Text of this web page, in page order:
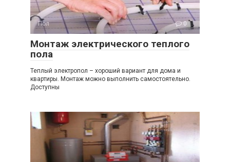
Пол 0
Монтаж электрического теплого
пола
Теплый электропол – хороший вариант для дома и
квартиры. Монтаж можно выполнить самостоятельно.
Доступны